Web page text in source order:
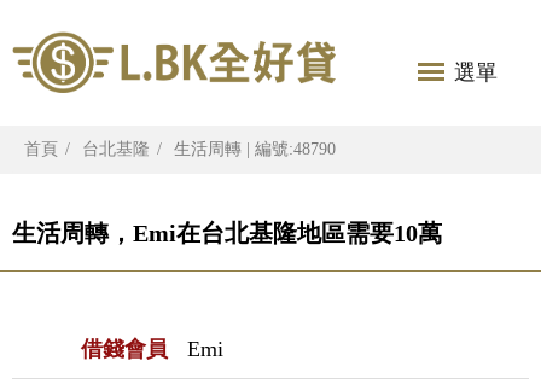
選單
首頁 台北基隆 生活周轉 | 編號:48790
生活周轉，Emi在台北基隆地區需要10萬
借錢會員 Emi